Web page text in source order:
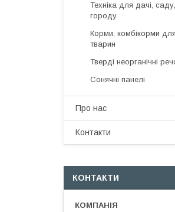
Техніка для дачі, саду,
городу
Корми, комбікорми для
тварин
Тверді неорганічні
Сонячні панелі
Про нас
Контакти
КОНТАКТИ